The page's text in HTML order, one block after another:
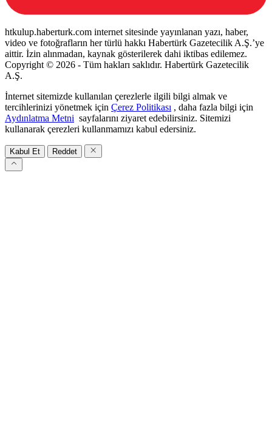
htkulup.haberturk.com internet sitesinde yayınlanan yazı, haber,
video ve fotoğrafların her türlü hakkı Habertürk Gazetecilik A.Ş.’ye
aittir. İzin alınmadan, kaynak gösterilerek dahi iktibas edilemez.
Copyright © 2026 - Tüm hakları saklıdır. Habertürk Gazetecilik
A.Ş.
İnternet sitemizde kullanılan çerezlerle ilgili bilgi almak ve
tercihlerinizi yönetmek için Çerez Politikası , daha fazla bilgi için
Aydınlatma Metni sayfalarını ziyaret edebilirsiniz. Sitemizi
kullanarak çerezleri kullanmamızı kabul edersiniz.
Kabul Et Reddet